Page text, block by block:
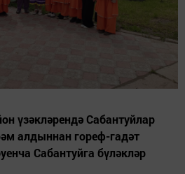
үзәкләрендә Сабантуйлар
алдыннан гореф-гадәт
Сабантуйга бүләкләр